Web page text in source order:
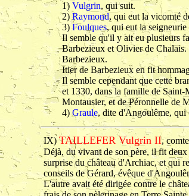
1) Vulgrin, qui suit.
2)Raymond, qui eut la vicomté
3)Foulques, qui eut la
Il semble qu'il y ait eu plusieurs
Barbezieux et Olivier de
Barbezieux.
Itier de Barbezieux en fit
Il semble cependant que cette
et 1330, dans la famille de
Montausier, et de Péronnelle de
4)Graule, dite d'Angoulême, qui
IX) TAILLEFER Vulgrin II,
Déjà, du vivant de son père, il fit
surprise du château d'Archiac, et qui
conseils de Gérard, évêque
L'autre avait été dirigée contre le